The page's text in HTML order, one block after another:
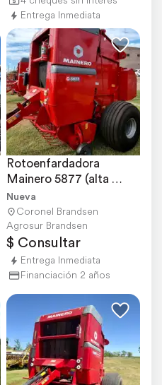
Entrega Inmediata
Rotoenfardadora
Mainero 5877 (alta
Flotación y Red)
Nueva
Coronel Brandsen
Agrosur Brandsen
$ Consultar
Entrega Inmediata
Financiación 2 años